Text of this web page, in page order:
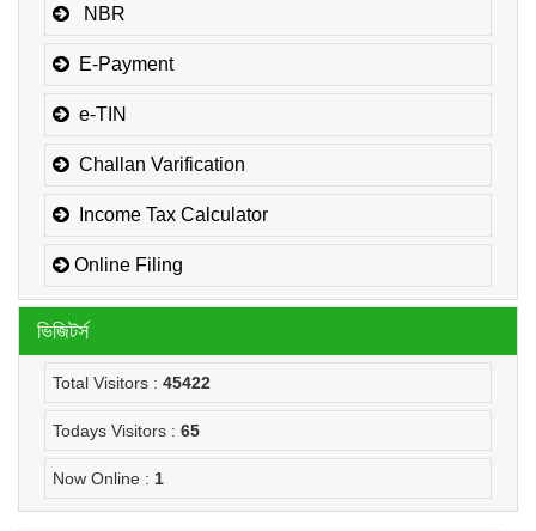
কমিশনারের কার্যালয়, সার্কেল-১(কোম্পানীজ), কর অঞ্চল -ময়মনসিংহ এর
NBR
E-Payment
e-TIN
Challan Varification
Income Tax Calculator
Online Filing
ভিজিটর্স
Total Visitors : 45422
Todays Visitors : 65
Now Online : 1